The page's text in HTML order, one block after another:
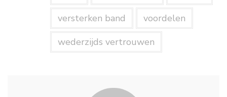
versterken band
voordelen
wederzijds vertrouwen